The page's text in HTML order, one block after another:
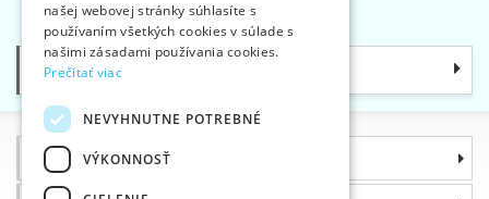
Kategórie
Informácie
GERMAN
našej webovej stránky súhlasíte s
používaním všetkých cookies v súlade s
našimi zásadami používania cookies.
Prečítať viac
NEVYHNUTNE POTREBNÉ
VÝKONNOSŤ